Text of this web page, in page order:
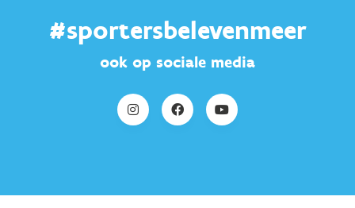
#sportersbelevenmeer
ook op sociale media